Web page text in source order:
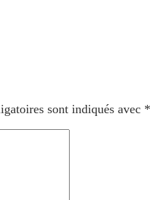
sont indiqués avec *